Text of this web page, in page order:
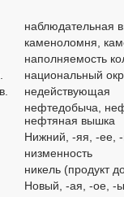
наблюдательная
каменоломня,
наполняемость
национальный
недействующая
нефтедобыча,
нефтяная вышка
Нижний, -яя, -ее, -
низменность
никель (продукт
Новый, -ая, -ое, -